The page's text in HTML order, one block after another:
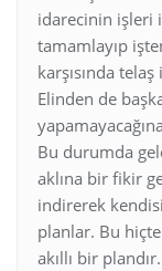
idarecinin işleri
tamamlayıp
karşısında
Elinden de
Bu durumda
aklına bir fikir
indirerek
planlar. Bu
akıllı bir